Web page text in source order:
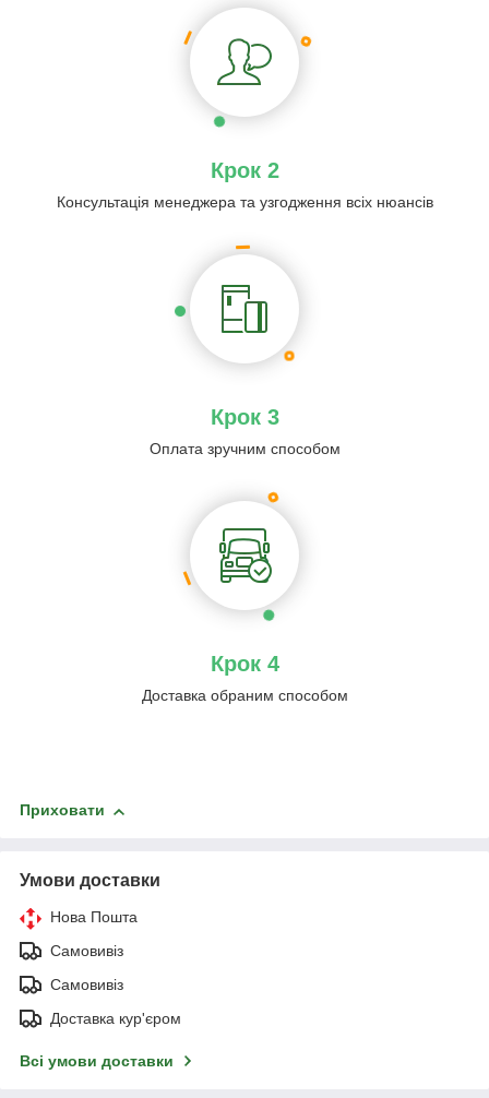
Крок 2
Консультація менеджера та узгодження всіх нюансів
Крок 3
Оплата зручним способом
Крок 4
Доставка обраним способом
Приховати
Умови доставки
Нова Пошта
Самовивіз
Самовивіз
Доставка кур'єром
Всі умови доставки